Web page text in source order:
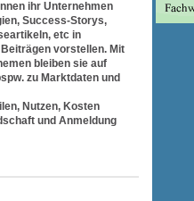
ihr Unternehmen
Success-Storys,
etc in
vorstellen. Mit
bleiben sie auf
zu Marktdaten und
Nutzen, Kosten
und Anmeldung